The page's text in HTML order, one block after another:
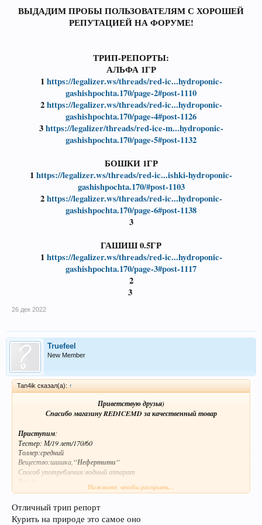
ВЫДАДИМ ПРОБЫ ПОЛЬЗОВАТЕЛЯМ С ХОРОШЕЙ
РЕПУТАЦИЕЙ НА ФОРУМЕ!
ТРИП-РЕПОРТЫ:
АЛЬФА 1ГР
1https://legalizer.ws/threads/red-ic...hydroponic-
gashishpochta.170/page-2#post-1110
2https://legalizer.ws/threads/red-ic...hydroponic-
gashishpochta.170/page-4#post-1126
3https://legalizer/threads/red-ice-m...hydroponic-
gashishpochta.170/page-5#post-1132
БОШКИ 1ГР
1https://legalizer.ws/threads/red-ic...ishki-hydroponic-
gashishpochta.170/#post-1103
2https://legalizer.ws/threads/red-ic...hydroponic-
gashishpochta.170/page-6#post-1138
3
ГАШИШ 0.5ГР
1https://legalizer.ws/threads/red-ic...hydroponic-
gashishpochta.170/page-3#post-1117
2
3
26 дек 2022
Truefeel
New Member
Tan4ik сказал(а): ↑
Приветствую друзья)
Спасибо магазину REDICEMD за качественный товар
Приступим:
Тестер: М/19 лет/170/60
Толлер:средний
Вещество:шишка, "Нефертити"
Способ употребления:водный аппарат
Клад отличный вокруг ни души одна природа и сосны, снято в
касание,лежал в капсуле а в ней один зиплок с цельной шишкой.
Нажмите, чтобы раскрыть...
Отличный трип репорт
Курить на природе это самое оно